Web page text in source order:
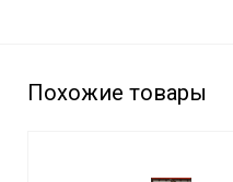
Похожие товары